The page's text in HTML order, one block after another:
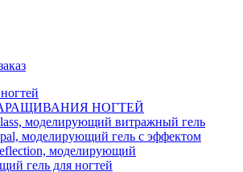
НОГТЕЙ
моделирующий витражный гель
моделирующий гель с эффектом
моделирующий
гель для ногтей